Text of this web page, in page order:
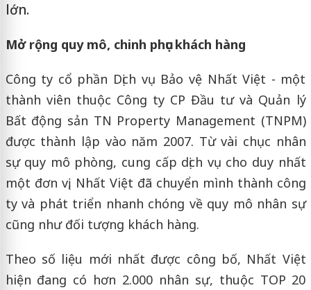
lớn.
Mở rộng quy mô, chinh phục khách hàng
Công ty cổ phần Dịch vụ Bảo vệ Nhất Việt - một
thành viên thuộc Công ty CP Đầu tư và Quản lý
Bất động sản TN Property Management (TNPM)
được thành lập vào năm 2007. Từ vài chục nhân
sự quy mô phòng, cung cấp dịch vụ cho duy nhất
một đơn vị, Nhất Việt đã chuyển mình thành công
ty và phát triển nhanh chóng về quy mô nhân sự
cũng như đối tượng khách hàng.
Theo số liệu mới nhất được công bố, Nhất Việt
hiện đang có hơn 2.000 nhân sự, thuộc TOP 20